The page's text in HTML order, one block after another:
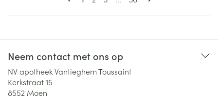
Neem contact met ons op
NV apotheek Vantieghem Toussaint
Kerkstraat 15
8552 Moen